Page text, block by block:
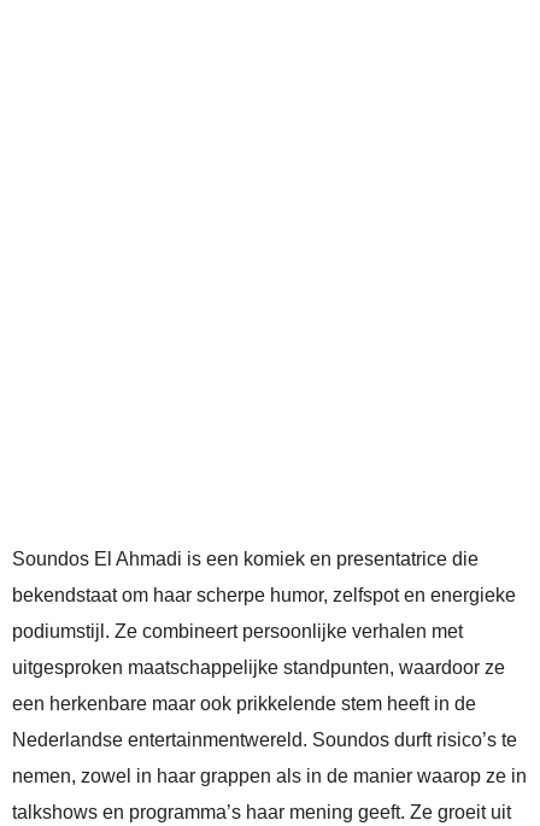
Soundos El Ahmadi is een komiek en presentatrice die
bekendstaat om haar scherpe humor, zelfspot en energieke
podiumstijl. Ze combineert persoonlijke verhalen met
uitgesproken maatschappelijke standpunten, waardoor ze
een herkenbare maar ook prikkelende stem heeft in de
Nederlandse entertainmentwereld. Soundos durft risico’s te
nemen, zowel in haar grappen als in de manier waarop ze in
talkshows en programma’s haar mening geeft. Ze groeit uit